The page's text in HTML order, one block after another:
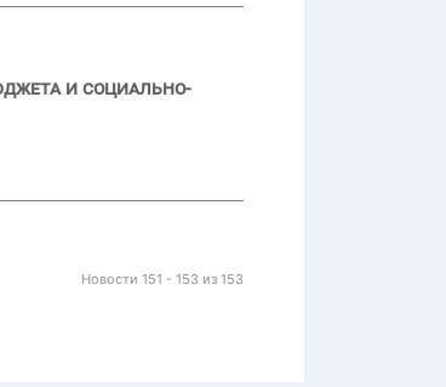
и социально-
Новости 151 - 153 из 153